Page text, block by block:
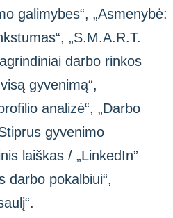
galimybes“, „Asmenybė:
„S.M.A.R.T.
darbo rinkos
gyvenimą“,
analizė“, „Darbo
gyvenimo
laiškas / „LinkedIn”
darbo pokalbiui“,